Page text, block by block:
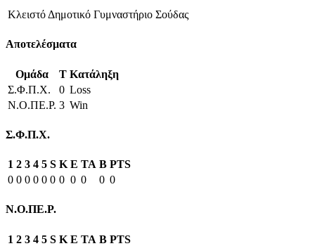
Κλειστό Δημοτικό Γυμναστήριο Σούδας
Αποτελέσματα
Ομάδα T Κατάληξη
Σ.Φ.Π.Χ.
0 Loss
Ν.Ο.ΠΕ.Ρ. 3 Win
Σ.Φ.Π.Χ.
1 2 3 4 5 S K E TA B PTS
0 0 0 0 0 0 0 0 0 0 0
Ν.Ο.ΠΕ.Ρ.
1 2 3 4 5 S K E TA B PTS